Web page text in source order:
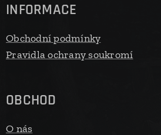
INFORMACE
Obchodní podmínky
Pravidla ochrany soukromí
OBCHOD
O nás